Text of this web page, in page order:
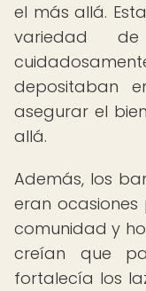
el más allá.
variedad
depositaban
asegurar el
allá.
Además, los
eran
comunidad y
creían que
fortalecía los